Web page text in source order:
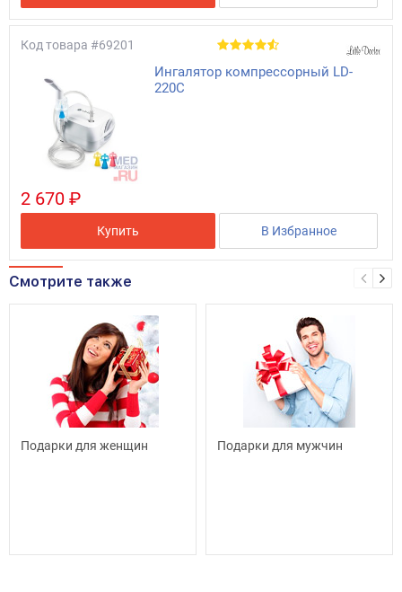
Код товара #69201
Ингалятор компрессорный LD-
220C
2 670 ₽
Купить В Избранное
Смотрите также
Подарки для женщин Подарки для мужчин